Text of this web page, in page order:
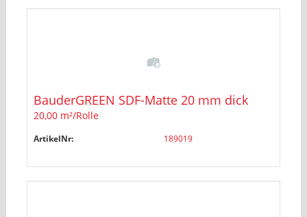
BauderGREEN SDF-Matte 20 mm dick
20,00 m²/Rolle
ArtikelNr: 189019